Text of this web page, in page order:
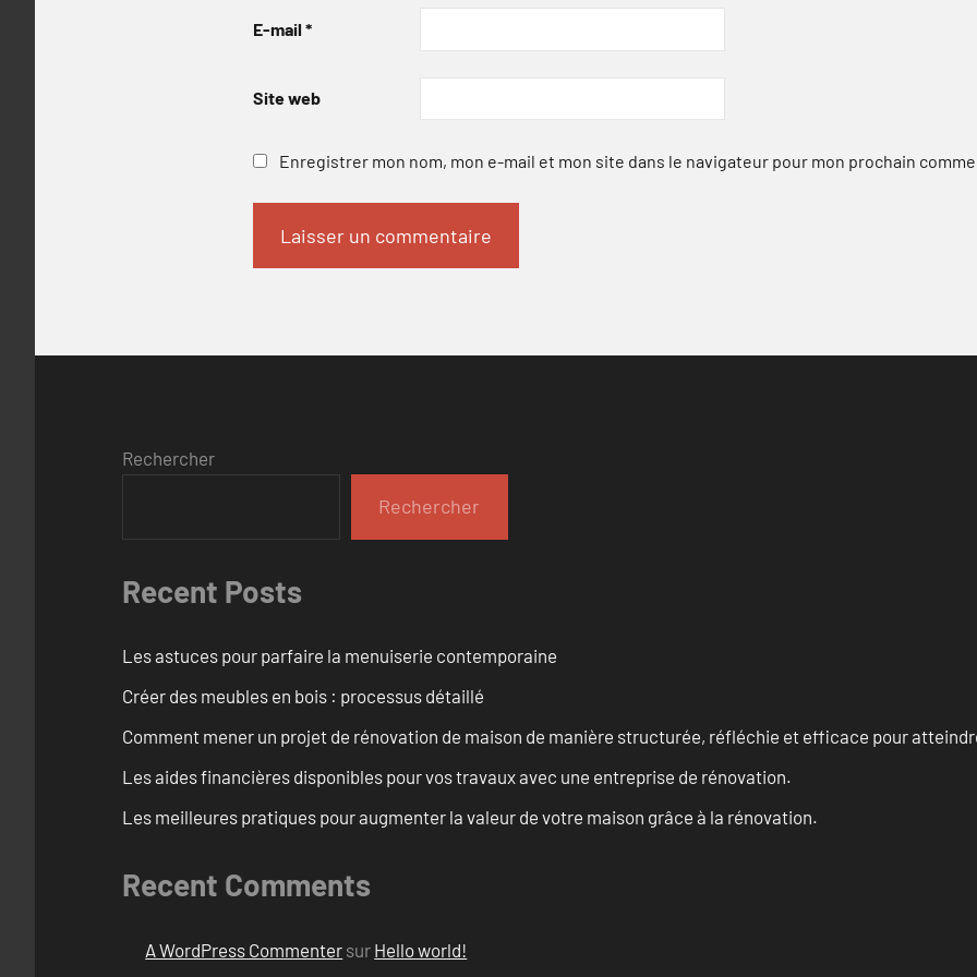
E-mail *
Site web
Enregistrer mon nom, mon e-mail et mon site dans le navigateur pour mon prochain
Rechercher
Rechercher
Recent Posts
Les astuces pour parfaire la menuiserie contemporaine
Créer des meubles en bois : processus détaillé
Comment mener un projet de rénovation de maison de manière structurée, réfléchie et efficace pour
Les aides financières disponibles pour vos travaux avec une entreprise de rénovation.
Les meilleures pratiques pour augmenter la valeur de votre maison grâce à la rénovation.
Recent Comments
A WordPress Commenter sur Hello world!